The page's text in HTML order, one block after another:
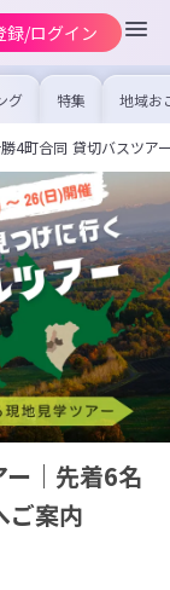
録/ログイン
グ 特集 地域お
の求
を集め
事内容
を比較
合った
4町合同 貸切バスツア
｜先着6名
ご案内